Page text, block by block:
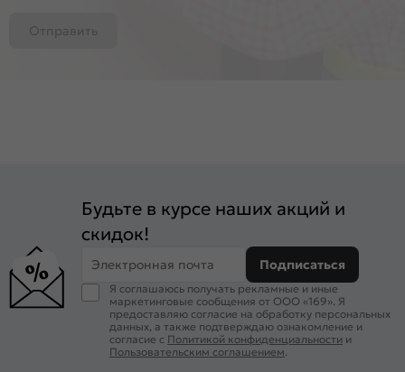
Отправить
Будьте в курсе наших акций и
скидок!
Электронная почта Подписаться
Я соглашаюсь получать рекламные и иные
маркетинговые сообщения от ООО «169». Я
предоставляю согласие на обработку персональных
данных, а также подтверждаю ознакомление и
согласие с Политикой конфиденциальности и
Пользовательским соглашением